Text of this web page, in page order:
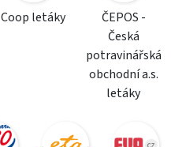
Coop letáky
ČEPOS -
Česká
potravinářská
obchodní a.s.
letáky